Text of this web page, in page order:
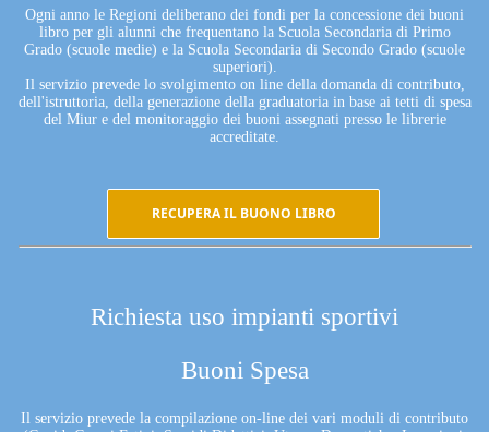
Ogni anno le Regioni deliberano dei fondi per la concessione dei buoni
libro per gli alunni che frequentano la Scuola Secondaria di Primo
Grado (scuole medie) e la Scuola Secondaria di Secondo Grado (scuole
superiori).
Il servizio prevede lo svolgimento on line della domanda di contributo,
dell'istruttoria, della generazione della graduatoria in base ai tetti di spesa
del Miur e del monitoraggio dei buoni assegnati presso le librerie
accreditate.
RECUPERA IL BUONO LIBRO
Richiesta uso impianti sportivi
Buoni Spesa
Il servizio prevede la compilazione on-line dei vari moduli di contributo